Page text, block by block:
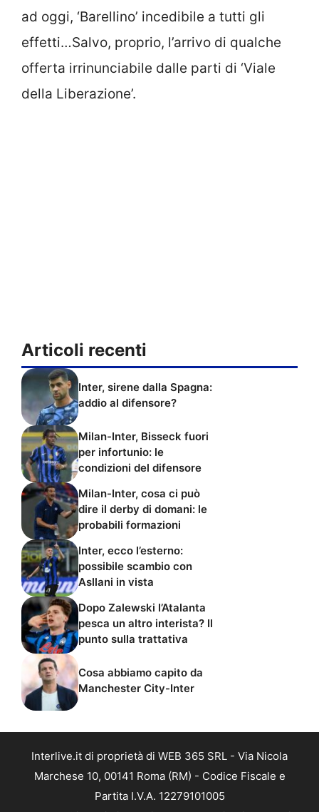
ad oggi, ‘Barellino’ incedibile a tutti gli
effetti…Salvo, proprio, l’arrivo di qualche
offerta irrinunciabile dalle parti di ‘Viale
della Liberazione’.
Articoli recenti
Inter, sirene dalla Spagna:
addio al difensore?
Milan-Inter, Bisseck fuori
per infortunio: le
condizioni del difensore
Milan-Inter, cosa ci può
dire il derby di domani: le
probabili formazioni
Inter, ecco l’esterno:
possibile scambio con
Asllani in vista
Dopo Zalewski l’Atalanta
pesca un altro interista? Il
punto sulla trattativa
Cosa abbiamo capito da
Manchester City-Inter
Interlive.it di proprietà di WEB 365 SRL - Via Nicola
Marchese 10, 00141 Roma (RM) - Codice Fiscale e
Partita I.V.A. 12279101005